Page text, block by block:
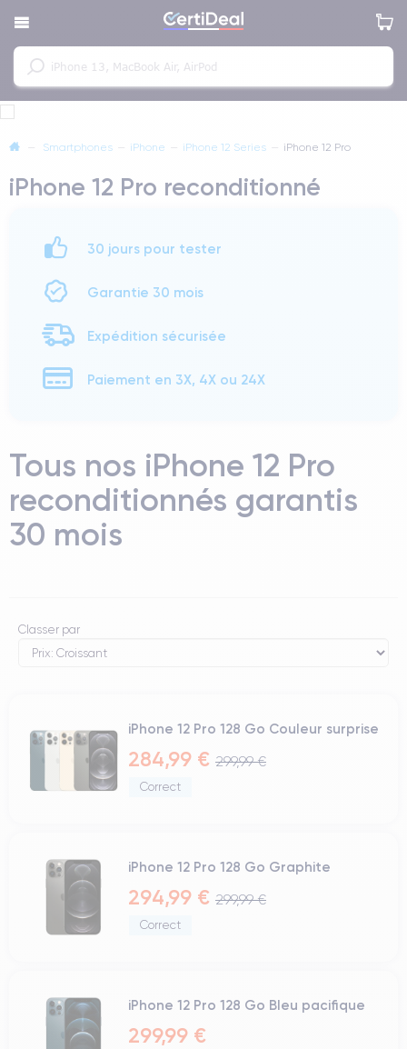
— Smartphones — iPhone — iPhone 12 Series — iPhone 12 Pro
iPhone 12 Pro reconditionné
30 jours pour tester
Garantie 30 mois
Expédition sécurisée
Paiement en 3X, 4X ou 24X
Tous nos iPhone 12 Pro
reconditionnés garantis
30 mois
Classer par
iPhone 12 Pro 128 Go Couleur surprise
284,99 € 299,99 €
Correct
iPhone 12 Pro 128 Go Graphite
294,99 € 299,99 €
Correct
iPhone 12 Pro 128 Go Bleu pacifique
299,99 €